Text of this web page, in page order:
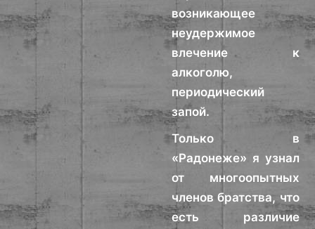
возникающее
неудержимое
влечение к
алкоголю,
периодический
запой.
Только в
«Радонеже» я узнал
от многоопытных
членов братства, что
есть различие